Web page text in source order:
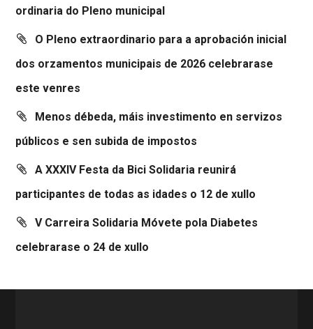
ordinaria do Pleno municipal
O Pleno extraordinario para a aprobación inicial
dos orzamentos municipais de 2026 celebrarase
este venres
Menos débeda, máis investimento en servizos
públicos e sen subida de impostos
A XXXIV Festa da Bici Solidaria reunirá
participantes de todas as idades o 12 de xullo
V Carreira Solidaria Móvete pola Diabetes
celebrarase o 24 de xullo